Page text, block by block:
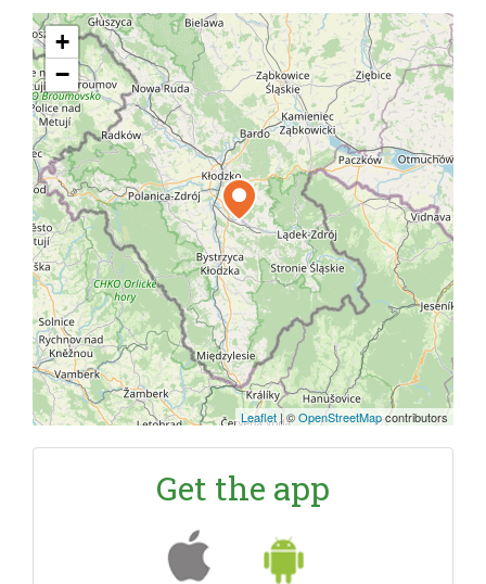
+
−
Leaflet |©OpenStreetMapcontributors
Get the app